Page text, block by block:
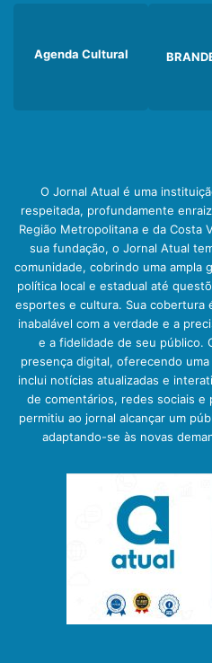
Agenda Cultural
O Jornal Atual é uma
respeitada, profundamente
Região Metropolitana e da Costa
sua fundação, o Jornal Atual
comunidade, cobrindo uma ampla
política local e estadual até
esportes e cultura. Sua cobertura
inabalável com a verdade e a
e a fidelidade de seu público.
presença digital, oferecendo
inclui notícias atualizadas e
de comentários, redes sociais e
permitiu ao jornal alcançar um
adaptando-se às novas